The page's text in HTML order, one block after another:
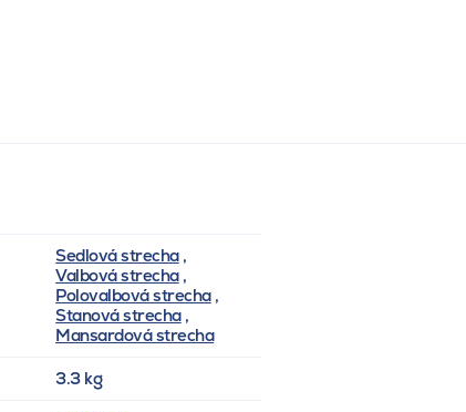
Sedlová strecha,
Valbová strecha,
Polovalbová strecha,
Stanová strecha,
Mansardová strecha
3.3 kg